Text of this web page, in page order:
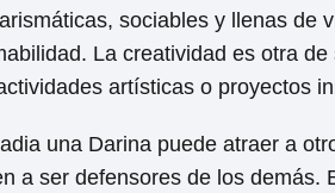
sociables y llenas de
La creatividad es otra
artísticas o proyectos
una Darina puede atraer a
a ser defensores de los